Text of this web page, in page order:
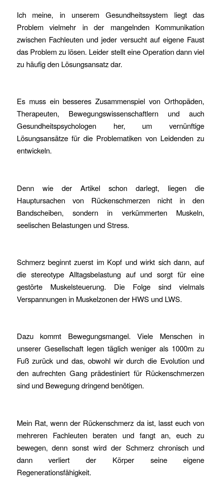
Ich meine, in unserem Gesundheitssystem liegt das
Problem vielmehr in der mangelnden Kommunikation
zwischen Fachleuten und jeder versucht auf eigene Faust
das Problem zu lösen. Leider stellt eine Operation dann viel
zu häufig den Lösungsansatz dar.
Es muss ein besseres Zusammenspiel von Orthopäden,
Therapeuten, Bewegungswissenschaftlern und auch
Gesundheitspsychologen her, um vernünftige
Lösungsansätze für die Problematiken von Leidenden zu
entwickeln.
Denn wie der Artikel schon darlegt, liegen die
Hauptursachen von Rückenschmerzen nicht in den
Bandscheiben, sondern in verkümmerten Muskeln,
seelischen Belastungen und Stress.
Schmerz beginnt zuerst im Kopf und wirkt sich dann, auf
die stereotype Alltagsbelastung auf und sorgt für eine
gestörte Muskelsteuerung. Die Folge sind vielmals
Verspannungen in Muskelzonen der HWS und LWS.
Dazu kommt Bewegungsmangel. Viele Menschen in
unserer Gesellschaft legen täglich weniger als 1000m zu
Fuß zurück und das, obwohl wir durch die Evolution und
den aufrechten Gang prädestiniert für Rückenschmerzen
sind und Bewegung dringend benötigen.
Mein Rat, wenn der Rückenschmerz da ist, lasst euch von
mehreren Fachleuten beraten und fangt an, euch zu
bewegen, denn sonst wird der Schmerz chronisch und
dann verliert der Körper seine eigene
Regenerationsfähigkeit.